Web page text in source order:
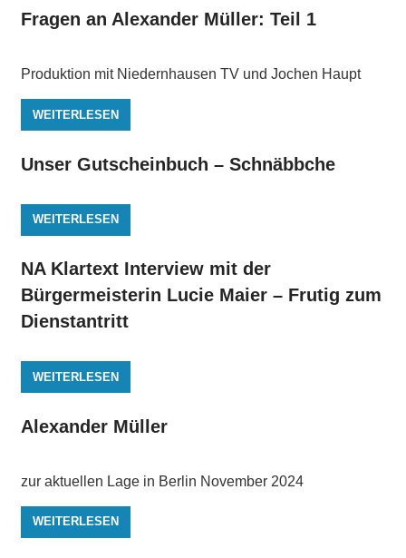
Fragen an Alexander Müller: Teil 1
Produktion mit Niedernhausen TV und Jochen Haupt
WEITERLESEN
Unser Gutscheinbuch – Schnäbbche
WEITERLESEN
NA Klartext Interview mit der
Bürgermeisterin Lucie Maier – Frutig zum
Dienstantritt
WEITERLESEN
Alexander Müller
zur aktuellen Lage in Berlin November 2024
WEITERLESEN